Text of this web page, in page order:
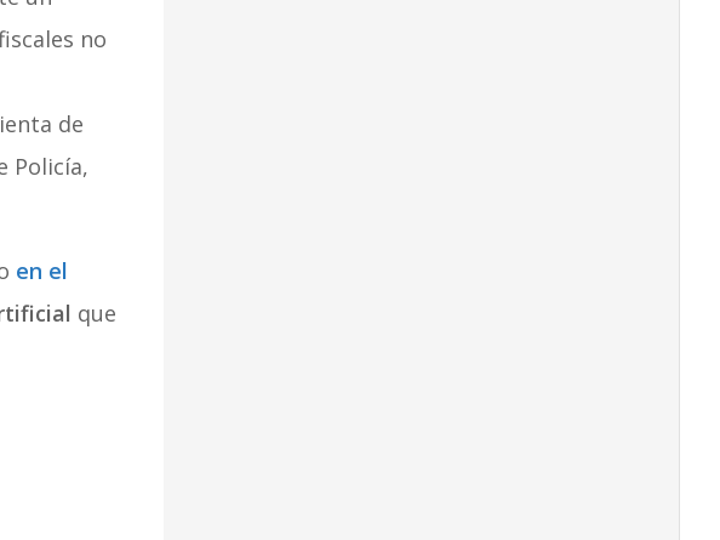
no
de
Policía,
en el
que